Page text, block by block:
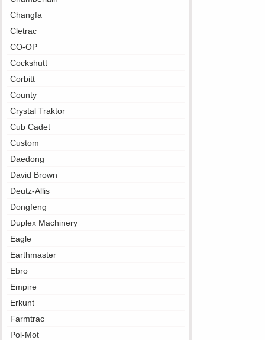
Changfa
Cletrac
CO-OP
Cockshutt
Corbitt
County
Crystal Traktor
Cub Cadet
Custom
Daedong
David Brown
Deutz-Allis
Dongfeng
Duplex Machinery
Eagle
Earthmaster
Ebro
Empire
Erkunt
Farmtrac
Pol-Mot